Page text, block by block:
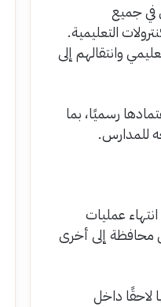
الإعدادية 2026 برقم الجلوس في جميع
التعليمية.
وانتقالهم إلى
رسميًا، بما
للمدارس.
المحافظات عقب انتهاء عمليات
محافظة إلى أخرى
لاحقًا داخل